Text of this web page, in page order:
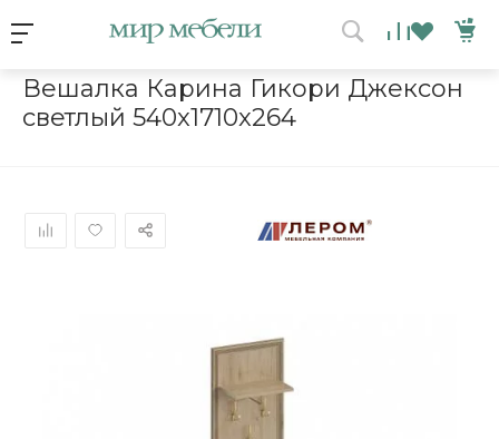
Каталог мебели / Вешалки Вешалка Карина
Вешалка Карина Гикори Джексон
светлый 540x1710x264
Условия акции
ВЫИГРАЙ МЕБЕЛЬ
Получи подарок просто
ХОЧУ ПОДАРОК
Доступно вращений: 1